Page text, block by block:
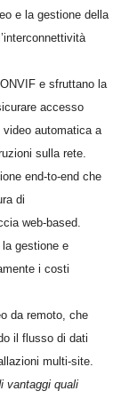
e la gestione della
e sfruttano la
accesso
automatica a
sulla rete.
end-to-end che
di
web-based.
la gestione e
i costi
da remoto, che
il flusso di dati
multi-site.
vantaggi quali